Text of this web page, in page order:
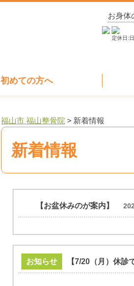
お身体
定休日:
初めての方へ
福山市 福山整骨院 > 新着情報
新着情報
【お盆休みのが案内】
お知らせ 【7/20（月）休診